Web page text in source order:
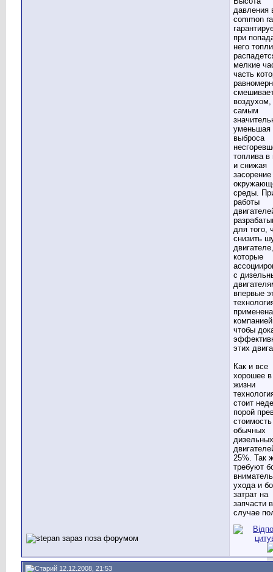
давления
common
при
него
мелкие
часть
воздухом,
самым
выброса
топлива в
и снижая
засорение
среды.
работы
для того,
снизить
двигателе,
которые
с
впервые
применена
чтобы
этих
Как и все
хорошее в
жизни
стоит
порой
стоимость
обычных
дизельных
25%. Так
требуют
ухода и
затрат на
запчасти в
случае
12.12.2008, 21:53